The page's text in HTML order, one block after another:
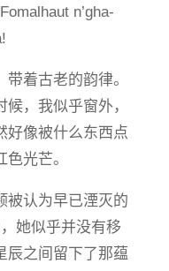
n’gha-
着古老的韵律。
，我似乎窗外，
好像被什么东西点
光芒。
被认为早已湮灭的
她似乎并没有移
辰之间留下了那蕴